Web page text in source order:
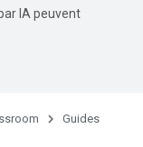
IA peuvent
Guides